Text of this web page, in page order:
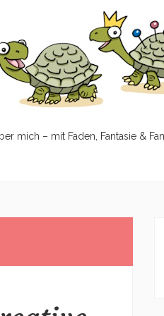
mich – mit Faden, Fantasie &